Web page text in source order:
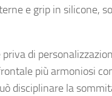
e grip in silicone,
di
più armoniosi
disciplinare la